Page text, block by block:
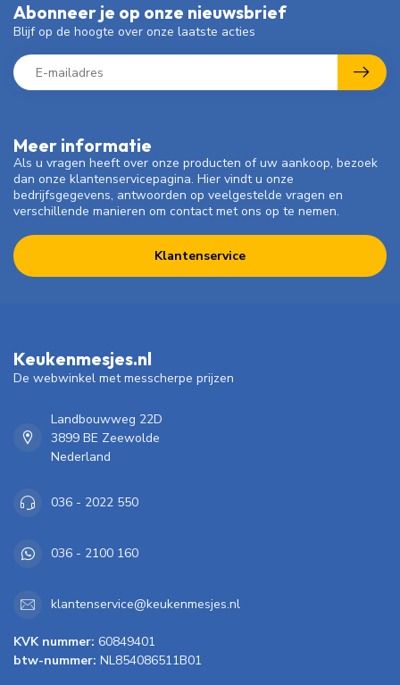
Meer informatie
Als u vragen heeft over onze producten of uw aankoop, bezoek
dan onze klantenservicepagina. Hier vindt u onze
bedrijfsgegevens, antwoorden op veelgestelde vragen en
verschillende manieren om contact met ons op te nemen.
Klantenservice
Abonneer je op onze nieuwsbrief
Blijf op de hoogte over onze laatste acties
Keukenmesjes.nl
De webwinkel met messcherpe prijzen
Landbouwweg 22D
3899 BE Zeewolde
Nederland
036 - 2022 550
036 - 2100 160
klantenservice@keukenmesjes.nl
KVK nummer: 60849401
btw-nummer: NL854086511B01